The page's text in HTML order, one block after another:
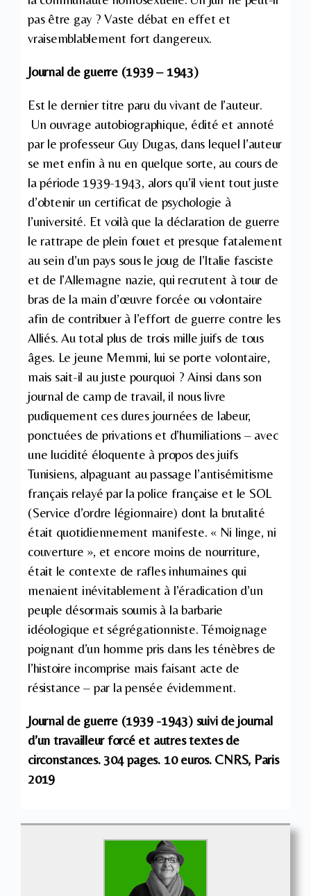
pas être gay ? Vaste débat en effet et
vraisemblablement fort dangereux.
Journal de guerre (1939 – 1943)
Est le dernier titre paru du vivant de l’auteur.
Un ouvrage autobiographique, édité et annoté
par le professeur Guy Dugas, dans lequel l’auteur
se met enfin à nu en quelque sorte, au cours de
la période 1939-1943, alors qu’il vient tout juste
d’obtenir un certificat de psychologie à
l’université. Et voilà que la déclaration de guerre
le rattrape de plein fouet et presque fatalement
au sein d’un pays sous le joug de l’Italie fasciste
et de l’Allemagne nazie, qui recrutent à tour de
bras de la main d’œuvre forcée ou volontaire
afin de contribuer à l’effort de guerre contre les
Alliés. Au total plus de trois mille juifs de tous
âges. Le jeune Memmi, lui se porte volontaire,
mais sait-il au juste pourquoi ? Ainsi dans son
journal de camp de travail, il nous livre
pudiquement ces dures journées de labeur,
ponctuées de privations et d’humiliations – avec
une lucidité éloquente à propos des juifs
Tunisiens, alpaguant au passage l’antisémitisme
français relayé par la police française et le SOL
(Service d’ordre légionnaire) dont la brutalité
était quotidiennement manifeste. « Ni linge, ni
couverture », et encore moins de nourriture,
était le contexte de rafles inhumaines qui
menaient inévitablement à l’éradication d’un
peuple désormais soumis à la barbarie
idéologique et ségrégationniste. Témoignage
poignant d’un homme pris dans les ténèbres de
l’histoire incomprise mais faisant acte de
résistance – par la pensée évidemment.
Journal de guerre (1939 -1943) suivi de journal
d’un travailleur forcé et autres textes de
circonstances. 304 pages. 10 euros. CNRS, Paris
2019